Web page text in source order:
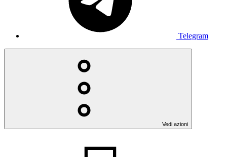
Telegram
Vedi azioni